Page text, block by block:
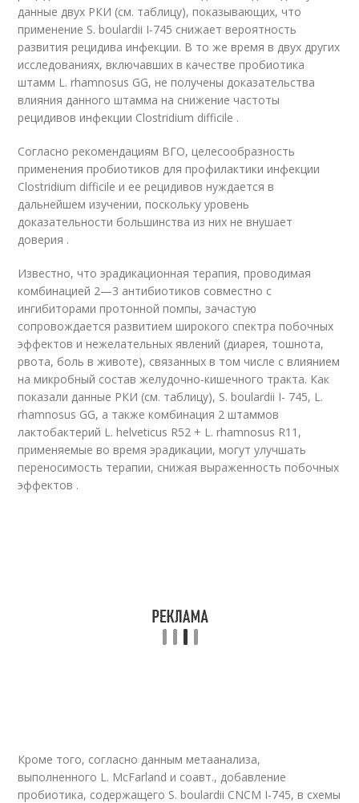
данные двух РКИ (см. таблицу), показывающих, что
применение S. boulardii I-745 снижает вероятность
развития рецидива инфекции. В то же время в двух других
исследованиях, включавших в качестве пробиотика
штамм L. rhamnosus GG, не получены доказательства
влияния данного штамма на снижение частоты
рецидивов инфекции Clostridium difficile .
Согласно рекомендациям ВГО, целесообразность
применения пробиотиков для профилактики инфекции
Clostridium difficile и ее рецидивов нуждается в
дальнейшем изучении, поскольку уровень
доказательности большинства из них не внушает
доверия .
Известно, что эрадикационная терапия, проводимая
комбинацией 2—3 антибиотиков совместно с
ингибиторами протонной помпы, зачастую
сопровождается развитием широкого спектра побочных
эффектов и нежелательных явлений (диарея, тошнота,
рвота, боль в животе), связанных в том числе с влиянием
на микробный состав желудочно-кишечного тракта. Как
показали данные РКИ (см. таблицу), S. boulardii I- 745, L.
rhamnosus GG, а также комбинация 2 штаммов
лактобактерий L. helveticus R52 + L. rhamnosus R11,
применяемые во время эрадикации, могут улучшать
переносимость терапии, снижая выраженность побочных
эффектов .
Кроме того, согласно данным метаанализа,
выполненного L. McFarland и соавт., добавление
пробиотика, содержащего S. boulardii CNCM I-745, в схемы